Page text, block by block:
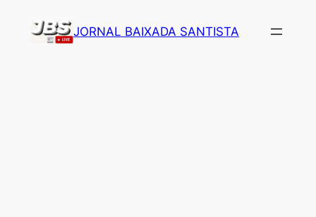
JORNAL BAIXADA SANTISTA